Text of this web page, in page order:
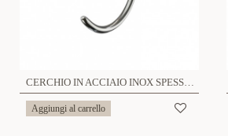
CERCHIO IN ACCIAIO INOX SPESSORE 0.8MM - 6621124079686/79693/83249
Aggiungi al carrello